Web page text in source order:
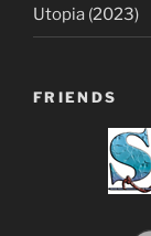
Utopia (2023)
FRIENDS